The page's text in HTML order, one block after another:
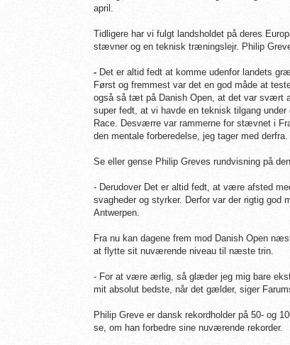
april.
Tidligere har vi fulgt landsholdet på deres
stævner og en teknisk træningslejr. Philip
- Det er altid fedt at komme udenfor landets
Først og fremmest var det en god måde at
også så tæt på Danish Open, at det var svært
super fedt, at vi havde en teknisk tilgang
Race. Desværre var rammerne for stævnet i
den mentale forberedelse, jeg tager med derfra.
Se eller gense Philip Greves rundvisning på
- Derudover Det er altid fedt, at være afsted
svagheder og styrker. Derfor var der rigtig god
Antwerpen.
Fra nu kan dagene frem mod Danish Open
at flytte sit nuværende niveau til næste trin.
- For at være ærlig, så glæder jeg mig bare
mit absolut bedste, når det gælder, siger
Philip Greve er dansk rekordholder på 50- og
se, om han forbedre sine nuværende rekorder.